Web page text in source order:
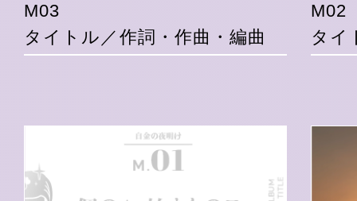
M03
タイトル／作詞・作曲・編曲
M02
タイ